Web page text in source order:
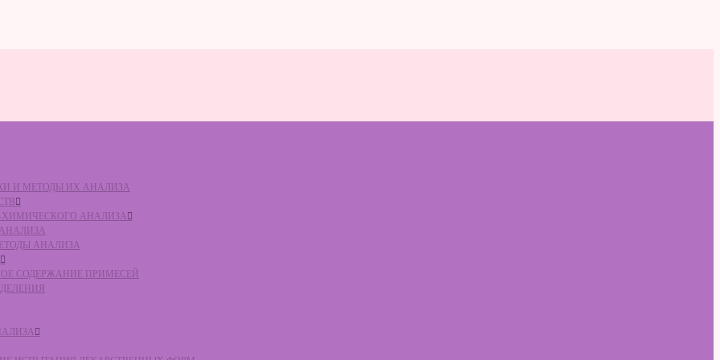
И МЕТОДЫ ИХ АНАЛИЗА
ХИМИЧЕСКОГО АНАЛИЗА
АНАЛИЗА
АНАЛИЗА
СОДЕРЖАНИЕ ПРИМЕСЕЙ